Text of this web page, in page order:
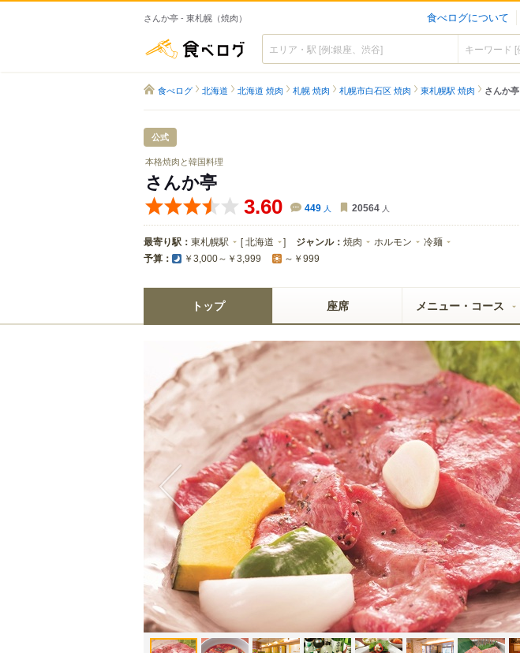
さんか亭 - 東札幌（焼肉） 食べログについて
食べログ
食べログ 北海道 北海道 焼肉 札幌 焼肉 札幌市白石区 焼肉 東札幌駅 焼肉 さんか亭
公式
本格焼肉と韓国料理
さんか亭
3.60 449 人 20564 人
最寄り駅： 東札幌駅 [北海道 ] ジャンル： 焼肉 ホルモン 冷麺
予算： ￥3,000～￥3,999 ～￥999
トップ 座席 メニュー・コース